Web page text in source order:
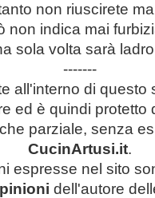
non riuscirete
non indica mai
sola volta sarà
-------
all'interno di questo
ed è quindi protetto
parziale, senza
CucinArtusi.it.
espresse nel sito
dell'autore